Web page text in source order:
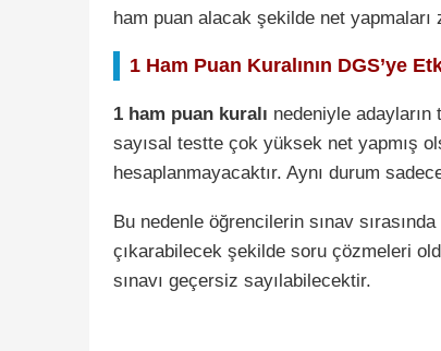
ham puan alacak şekilde net yapmaları
1 Ham Puan Kuralının DGS’ye
1 ham puan kuralı nedeniyle
sayısal testte çok yüksek net yapmış
hesaplanmayacaktır. Aynı durum
Bu nedenle öğrencilerin sınav
çıkarabilecek şekilde soru çözmeleri
sınavı geçersiz sayılabilecektir.